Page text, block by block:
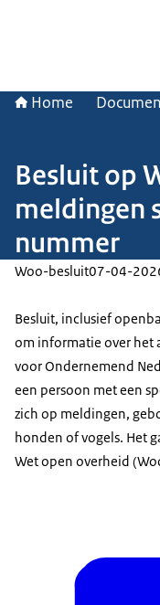
Home
Besluit op
meldingen
nummer
Woo-besluit07-04-
Besluit, inclusief
om informatie over het
voor Ondernemend
een persoon met een
zich op meldingen,
honden of vogels. Het
Wet open overheid